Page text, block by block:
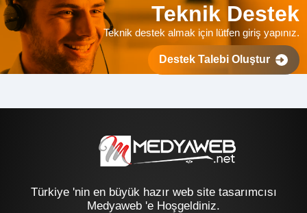
Teknik Destek
Teknik destek almak için lütfen giriş yapınız.
Destek Talebi Oluştur
Türkiye 'nin en büyük hazır web site tasarımcısı
Medyaweb 'e Hoşgeldiniz.